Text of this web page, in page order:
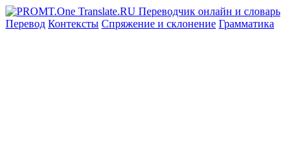
Перевод Контексты Спряжение и склонение Грамматика